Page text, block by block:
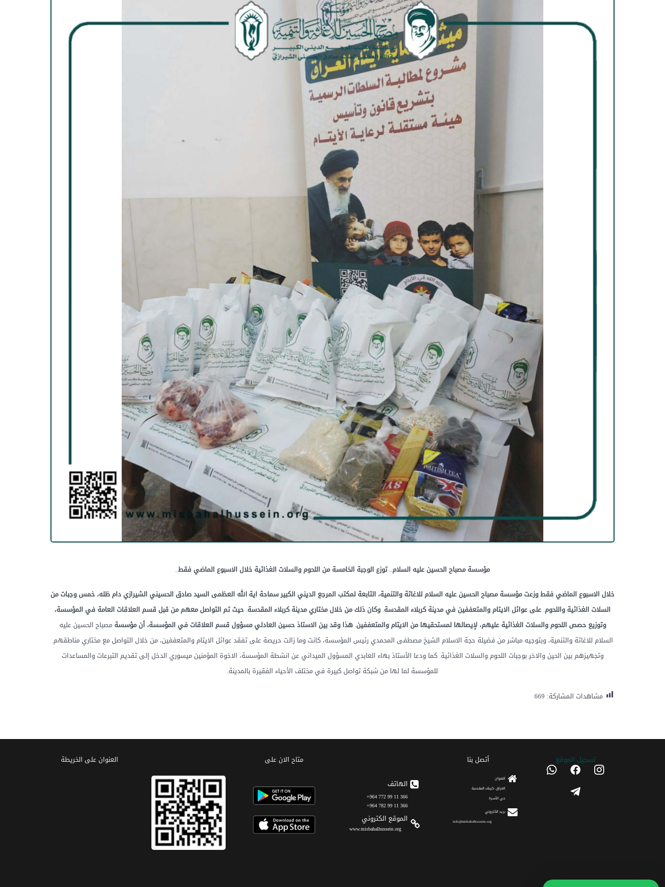
مؤسسة مصباح الحسينعليه السلام..توزع الوجبة الخامسة من اللحوموالسلات الغذائية خلال الاسبوع الماضي فقط..
خلال الاسبوع الماضي فقطوزعت مؤسسة مصباح الحسينعليه السلامللاغاثة والتنمية، التابعة لمكتب المرجع الديني الكبيرسماحة اية الله العظمى السيدصادق الحسيني الشيرازي دامظله، خمسوجبات من
السلات الغذائية واللحوم. على عوائل الايتاموالمتعففين في مدينة كربلاء المقدسة. وكانذلك منخلالمختاري مدينة كربلاء المقدسة. حيث تم التواصلمعهممن قبل قسم العلاقات العامة في المؤسسة،
وتوزيع حصص اللحوموالسلات الغذائية عليهم، لإيصالها لمستحقيها من الايتاموالمتعففين.هذا وقدبين الاستاذحسين العادلي مسؤول قسم العلاقات في المؤسسة، أنمؤسسة مصباح الحسين عليه
السلام للاغاثة والتنمية، وبتوجيه مباشر من فضيلة حجة الاسلام الشيخ مصطفى المحمدي رئيس المؤسسة، كانت وما زالت حريصة على تفقد عوائل الايتام والمتعففين، من خلال التواصل مع مختاري مناطقهم.
وتجهيزهم بين الحين والاخر بوجبات اللحوم والسلات الغذائية. كما ودعا الأستاذ بهاء العابدي المسؤول الميداني عن انشطة المؤسسة، الاخوة المؤمنين ميسوري الدخل إلى تقديم التبرعات والمساعدات
للمؤسسة لما لها من شبكة تواصل كبيرة في مختلف الأحياء الفقيرة بالمدينة.
مشاهدات المشاركة: 669
تسجیل الموقعinstagram
facebook
whatsapp
telegram
أتصل بنا
العنوان
العراق -كربلاء المقدسة
حي الأسرة
برید الکتروني
info@misbahalhussein.org
الهاتف
366 11 99 772 964+
366 11 99 782 964+
الموقع الکتروني
www.misbahalhussein.org
متاح الان على العنوان علی الخریطة